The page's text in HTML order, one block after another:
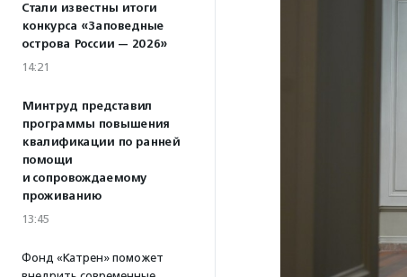
Стали известны итоги
конкурса «Заповедные
острова России — 2026»
14:21
Минтруд представил
программы повышения
квалификации по ранней
помощи
и сопровождаемому
проживанию
13:45
Фонд «Катрен» поможет